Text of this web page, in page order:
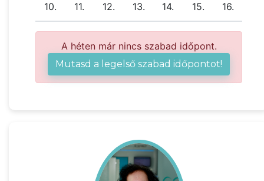
10.
11.
12.
13.
14.
15.
16.
A héten már nincs szabad időpont.
Mutasd a legelső szabad időpontot!